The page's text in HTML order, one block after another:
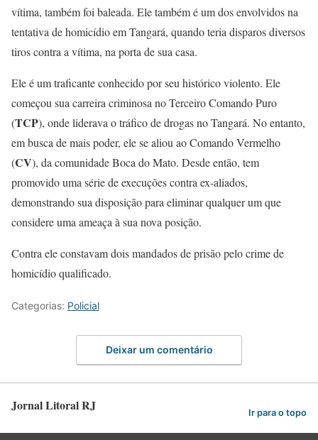
vítima, também foi baleada. Ele também é um dos envolvidos na
tentativa de homicídio em Tangará, quando teria disparos diversos
tiros contra a vítima, na porta de sua casa.
Ele é um traficante conhecido por seu histórico violento. Ele
começou sua carreira criminosa no Terceiro Comando Puro
(TCP), onde liderava o tráfico de drogas no Tangará. No entanto,
em busca de mais poder, ele se aliou ao Comando Vermelho
(CV), da comunidade Boca do Mato. Desde então, tem
promovido uma série de execuções contra ex-aliados,
demonstrando sua disposição para eliminar qualquer um que
considere uma ameaça à sua nova posição.
Contra ele constavam dois mandados de prisão pelo crime de
homicídio qualificado.
Categorias: Policial
Deixar um comentário
Jornal Litoral RJ Ir para o topo